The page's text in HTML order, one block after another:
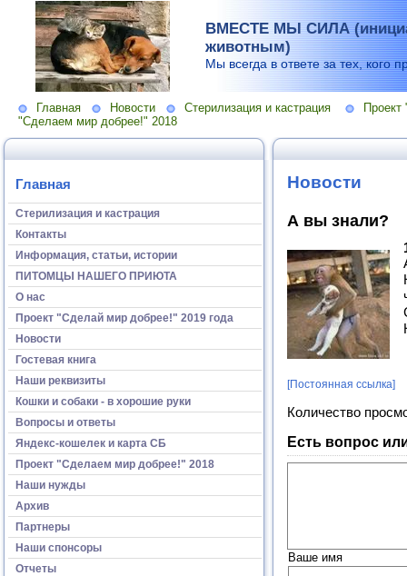
ВМЕСТЕ МЫ СИЛА
животным)
Мы всегда в ответе за тех, кого
Главная Новости Стерилизация и кастрация
"Сделаем мир добрее!" 2018
Главная
Стерилизация и кастрация
Контакты
Информация, статьи, истории
ПИТОМЦЫ НАШЕГО ПРИЮТА
О нас
Проект "Сделай мир добрее!" 2019 года
Новости
Гостевая книга
Наши реквизиты
Кошки и собаки - в хорошие руки
Вопросы и ответы
Яндекс-кошелек и карта СБ
Проект "Сделаем мир добрее!" 2018
Наши нужды
Архив
Партнеры
Наши спонсоры
Отчеты
Новости
А вы знали?
[Постоянная ссылка]
Количество
Есть вопрос
Ваше имя